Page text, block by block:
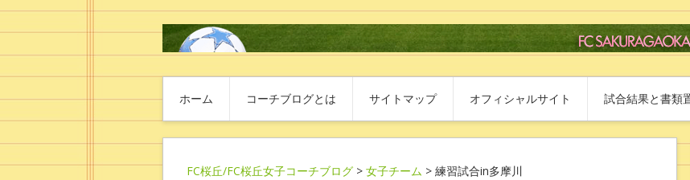
ホーム コーチブログとは サイトマップ オフィシャルサイト 試合結果と書類
FC桜丘/FC桜丘女子コーチブログ > 女子チーム > 練習試合in多摩川